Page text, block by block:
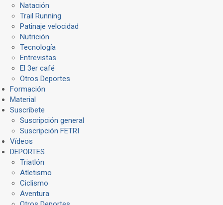
Natación
Trail Running
Patinaje velocidad
Nutrición
Tecnología
Entrevistas
El 3er café
Otros Deportes
Formación
Material
Suscríbete
Suscripción general
Suscripción FETRI
Vídeos
DEPORTES
Triatlón
Atletismo
Ciclismo
Aventura